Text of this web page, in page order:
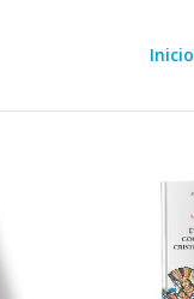
Inicio